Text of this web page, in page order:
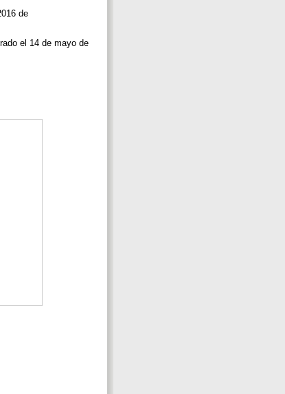
de
el 14 de mayo de